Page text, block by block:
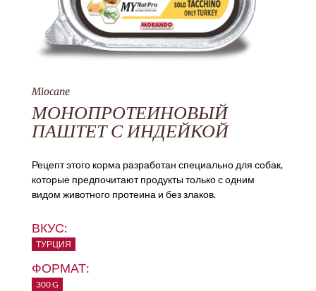
Miocane
МОНОПРОТЕИНОВЫЙ
ПАШТЕТ С ИНДЕЙКОЙ
Рецепт этого корма разработан специально для собак,
которые предпочитают продукты только с одним
видом животного протеина и без злаков.
ВКУС:
ТУРЦИЯ
ФОРМАТ:
300 G